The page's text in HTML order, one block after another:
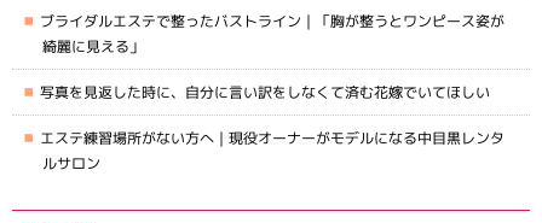
ブライダルエステで整ったバストライン｜「胸が整うとワンピース姿が
綺麗に見える」
写真を見返した時に、自分に言い訳をしなくて済む花嫁でいてほしい
エステ練習場所がない方へ｜現役オーナーがモデルになる中目黒レンタ
ルサロン